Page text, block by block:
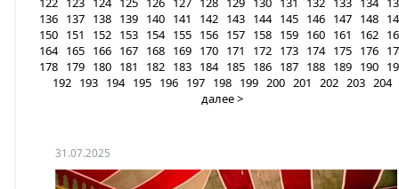
136 137 138 139 140 141 142 143 144 145 146 147 148
150 151 152 153 154 155 156 157 158 159 160 161 162
164 165 166 167 168 169 170 171 172 173 174 175 176
178 179 180 181 182 183 184 185 186 187 188 189 190
192 193 194 195 196 197 198 199 200 201 202 203 204
далее >
31.07.2025